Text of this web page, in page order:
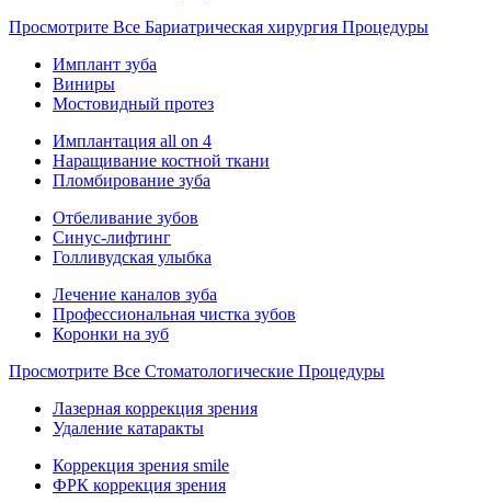
Просмотрите Все Бариатрическая хирургия Процедуры
Имплант зуба
Виниры
Мостовидный протез
Имплантация all on 4
Наращивание костной ткани
Пломбирование зуба
Отбеливание зубов
Синус-лифтинг
Голливудская улыбка
Лечение каналов зуба
Профессиональная чистка зубов
Коронки на зуб
Просмотрите Все Стоматологические Процедуры
Лазерная коррекция зрения
Удаление катаракты
Коррекция зрения smile
ФРК коррекция зрения